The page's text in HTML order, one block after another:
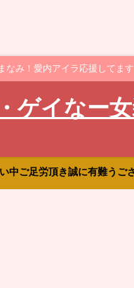
み！愛内アイラ応援してます
ゲイなー
ご足労頂き誠に有難うご